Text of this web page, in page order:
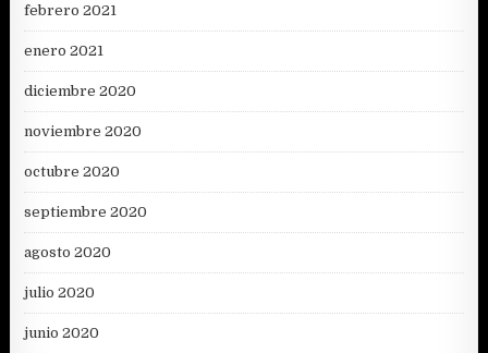
febrero 2021
enero 2021
diciembre 2020
noviembre 2020
octubre 2020
septiembre 2020
agosto 2020
julio 2020
junio 2020